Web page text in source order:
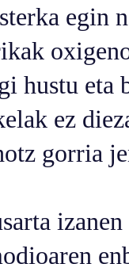
egin
hustu eta
ez
gorria
izanen